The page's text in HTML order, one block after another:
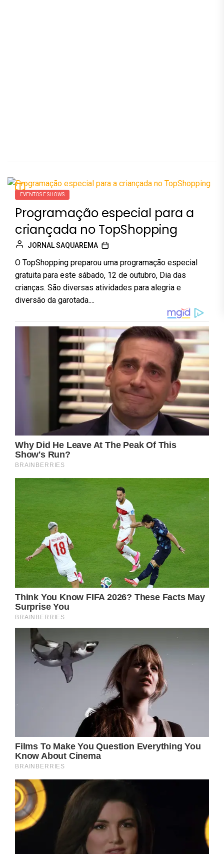
EVENTOS E SHOWS
Programação especial para a
criançada no TopShopping
JORNAL SAQUAREMA
O TopShopping preparou uma programação especial
gratuita para este sábado, 12 de outubro, Dia das
crianças. São diversas atividades para alegria e
diversão da garotada....